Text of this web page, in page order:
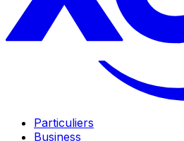
Particuliers
Business